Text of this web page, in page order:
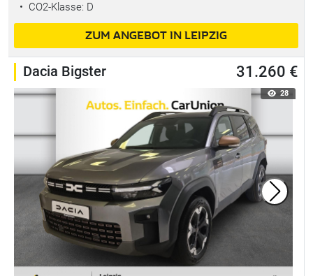
• CO2-Klasse: D
ZUM ANGEBOT IN LEIPZIG
Dacia Bigster 31.260 €
28